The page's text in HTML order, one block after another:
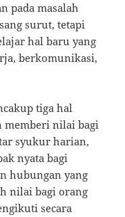
pada masalah
surut, tetapi
hal baru yang
berkomunikasi,
tiga hal
memberi nilai bagi
syukur harian,
nyata bagi
hubungan yang
nilai bagi orang
secara